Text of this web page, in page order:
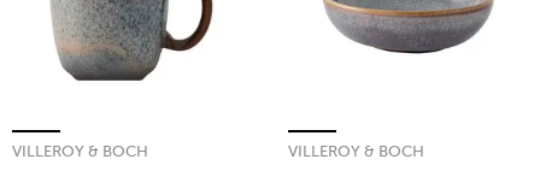
VILLEROY & BOCH VILLEROY & BOCH